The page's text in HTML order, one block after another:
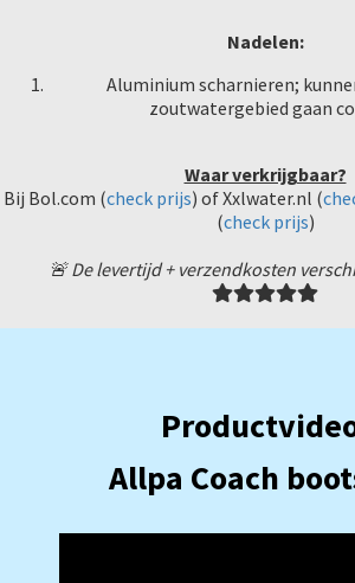
Nadelen:
Aluminium scharnieren;
zoutwatergebied gaan
Waar verkrijgbaar?
Bij Bol.com (check prijs) of Xxlwater.nl (
(check prijs)
🚨 De levertijd + verzendkosten
Allpa Coach